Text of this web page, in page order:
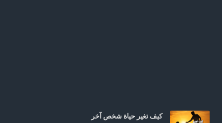
كيف تغير حياة شخص آخر